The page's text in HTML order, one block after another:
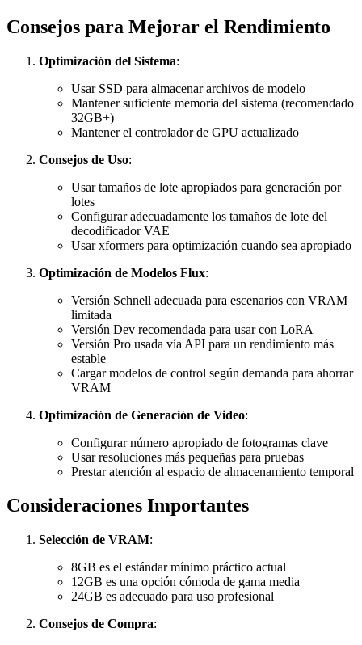
Consejos para Mejorar el Rendimiento
Optimización del Sistema:
Usar SSD para almacenar archivos de modelo
Mantener suficiente memoria del sistema (recomendado
32GB+)
Mantener el controlador de GPU actualizado
Consejos de Uso:
Usar tamaños de lote apropiados para generación por
lotes
Configurar adecuadamente los tamaños de lote del
decodificador VAE
Usar xformers para optimización cuando sea apropiado
Optimización de Modelos Flux:
Versión Schnell adecuada para escenarios con VRAM
limitada
Versión Dev recomendada para usar con LoRA
Versión Pro usada vía API para un rendimiento más
estable
Cargar modelos de control según demanda para ahorrar
VRAM
Optimización de Generación de Video:
Configurar número apropiado de fotogramas clave
Usar resoluciones más pequeñas para pruebas
Prestar atención al espacio de almacenamiento temporal
Consideraciones Importantes
Selección de VRAM:
8GB es el estándar mínimo práctico actual
12GB es una opción cómoda de gama media
24GB es adecuado para uso profesional
Consejos de Compra: